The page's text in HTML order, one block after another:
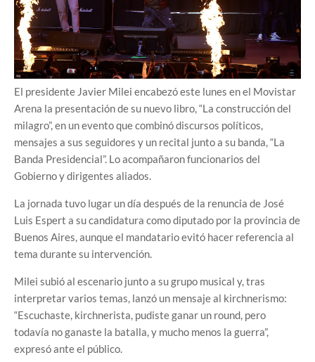
El presidente Javier Milei encabezó este lunes en el Movistar
Arena la presentación de su nuevo libro, “La construcción del
milagro”, en un evento que combinó discursos políticos,
mensajes a sus seguidores y un recital junto a su banda, “La
Banda Presidencial”. Lo acompañaron funcionarios del
Gobierno y dirigentes aliados.
La jornada tuvo lugar un día después de la renuncia de José
Luis Espert a su candidatura como diputado por la provincia de
Buenos Aires, aunque el mandatario evitó hacer referencia al
tema durante su intervención.
Milei subió al escenario junto a su grupo musical y, tras
interpretar varios temas, lanzó un mensaje al kirchnerismo:
“Escuchaste, kirchnerista, pudiste ganar un round, pero
todavía no ganaste la batalla, y mucho menos la guerra”,
expresó ante el público.